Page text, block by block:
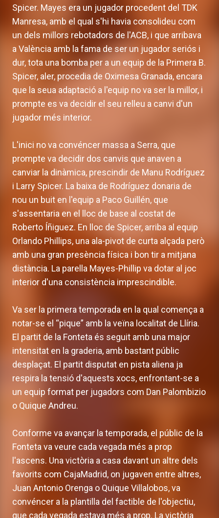
Spicer. Mayes era un jugador procedent del TDK
Manresa, amb el qual s'hi havia consolideu com
un dels millors rebotadors de l'ACB, i que arribava
a València amb la fama de ser un jugador seriós i
dur, tota una bomba per a un equip de la Primera B.
Spicer, aler, procedia de Oximesa Granada, encara
que la seua adaptació a l'equip no va ser la millor, i
prompte es va decidir el seu relleu a canvi d'un
jugador més interior.
L'inici no va convéncer massa a Serra, que
prompte va decidir dos canvis que anaven a
canviar la dinàmica, prescindir de Manu Rodríguez
i Larry Spicer. La baixa de Rodríguez donaria de
nou un buit en l'equip a Paco Guillén, que
s'assentaria en el lloc de base al costat de
Roberto Íñiguez. En lloc de Spicer, arriba al equip
Orlando Phillips, una ala-pivot de curta alçada però
amb una gran presència física i bon tir a mitjana
distància. La parella Mayes-Phillip va dotar al joc
interior d'una consistència imprescindible.
Va ser la primera temporada en la qual comença a
notar-se el “pique” amb la veïna localitat de Llíria.
El partit de la Fonteta és seguit amb una major
intensitat en la graderia, amb bastant públic
desplaçat. El partit disputat en pista aliena ja
respira la tensió d'aquests xocs, enfrontant-se a
un equip format per jugadors com Dan Palombizio
o Quique Andreu.
Conforme va avançar la temporada, el públic de la
Fonteta va veure cada vegada més a prop
l'ascens. Una victòria a casa davant un altre dels
favorits com CajaMadrid, on jugaven entre altres,
Juan Antonio Orenga o Quique Villalobos, va
convéncer a la plantilla del factible de l'objectiu,
que cada vegada estava més a prop. La victòria